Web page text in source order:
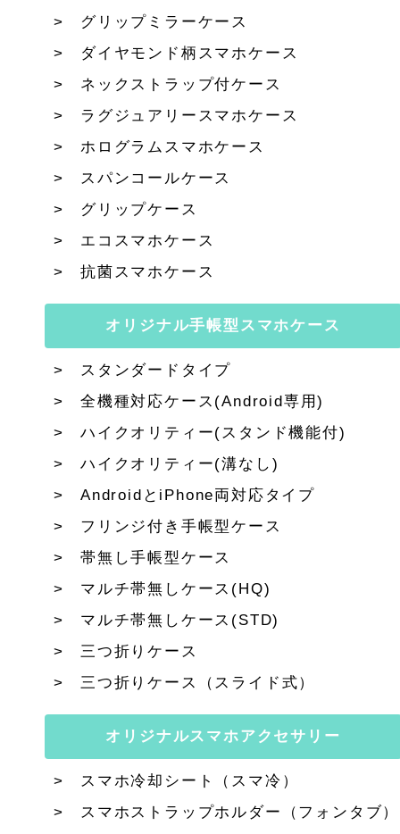
グリップミラーケース
ダイヤモンド柄スマホケース
ネックストラップ付ケース
ラグジュアリースマホケース
ホログラムスマホケース
スパンコールケース
グリップケース
エコスマホケース
抗菌スマホケース
オリジナル手帳型スマホケース
スタンダードタイプ
全機種対応ケース(Android専用)
ハイクオリティー(スタンド機能付)
ハイクオリティー(溝なし)
AndroidとiPhone両対応タイプ
フリンジ付き手帳型ケース
帯無し手帳型ケース
マルチ帯無しケース(HQ)
マルチ帯無しケース(STD)
三つ折りケース
三つ折りケース（スライド式）
オリジナルスマホアクセサリー
スマホ冷却シート（スマ冷）
スマホストラップホルダー（フォンタブ）